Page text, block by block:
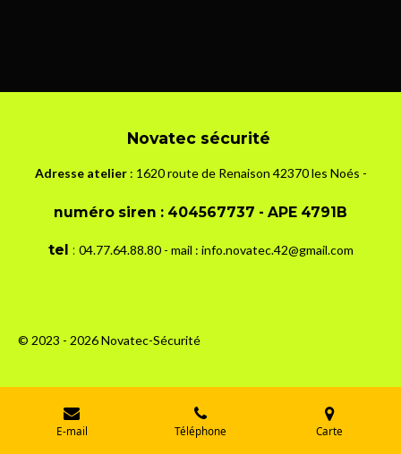
Novatec sécurité
Adresse atelier: 1620 route de Renaison 42370 les Noés -
numéro siren : 404567737 - APE 4791B
tel : 04.77.64.88.80 - mail : info.novatec.42@gmail.com
© 2023 - 2026 Novatec-Sécurité
E-mail Téléphone Carte